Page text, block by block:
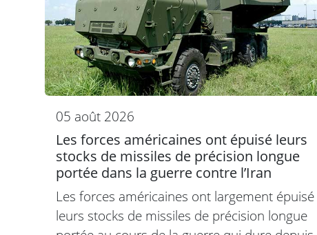
05 août 2026
Les forces américaines ont épuisé leurs
stocks de missiles de précision longue
portée dans la guerre contre l’Iran
Les forces américaines ont largement épuisé
leurs stocks de missiles de précision longue